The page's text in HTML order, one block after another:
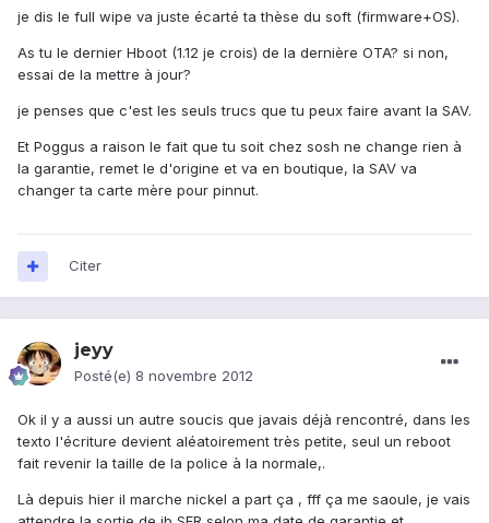
je dis le full wipe va juste écarté ta thèse du soft (firmware+OS).
As tu le dernier Hboot (1.12 je crois) de la dernière OTA? si non,
essai de la mettre à jour?
je penses que c'est les seuls trucs que tu peux faire avant la SAV.
Et Poggus a raison le fait que tu soit chez sosh ne change rien à
la garantie, remet le d'origine et va en boutique, la SAV va
changer ta carte mère pour pinnut.
Citer
jeyy
Posté(e) 8 novembre 2012
Ok il y a aussi un autre soucis que javais déjà rencontré, dans les
texto l'écriture devient aléatoirement très petite, seul un reboot
fait revenir la taille de la police à la normale,.
Là depuis hier il marche nickel a part ça , fff ça me saoule, je vais